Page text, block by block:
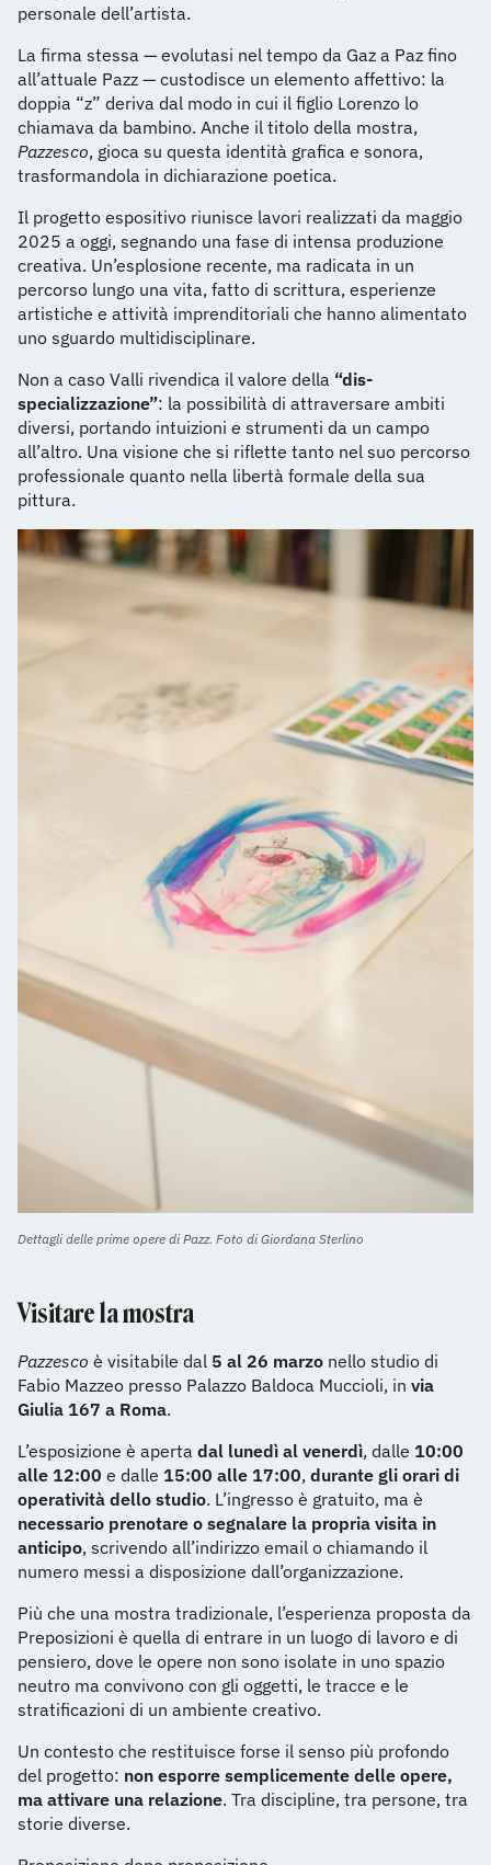
personale dell’artista.
La firma stessa — evolutasi nel tempo da Gaz a Paz fino
all’attuale Pazz — custodisce un elemento affettivo: la
doppia “z” deriva dal modo in cui il figlio Lorenzo lo
chiamava da bambino. Anche il titolo della mostra,
Pazzesco, gioca su questa identità grafica e sonora,
trasformandola in dichiarazione poetica.
Il progetto espositivo riunisce lavori realizzati da maggio
2025 a oggi, segnando una fase di intensa produzione
creativa. Un’esplosione recente, ma radicata in un
percorso lungo una vita, fatto di scrittura, esperienze
artistiche e attività imprenditoriali che hanno alimentato
uno sguardo multidisciplinare.
Non a caso Valli rivendica il valore della “dis-
specializzazione”: la possibilità di attraversare ambiti
diversi, portando intuizioni e strumenti da un campo
all’altro. Una visione che si riflette tanto nel suo percorso
professionale quanto nella libertà formale della sua
pittura.
Dettagli delle prime opere di Pazz. Foto di Giordana Sterlino
Visitare la mostra
Pazzesco è visitabile dal 5 al 26 marzo nello studio di
Fabio Mazzeo presso Palazzo Baldoca Muccioli, in via
Giulia 167 a Roma.
L’esposizione è aperta dal lunedì al venerdì, dalle 10:00
alle 12:00 e dalle 15:00 alle 17:00, durante gli orari di
operatività dello studio. L’ingresso è gratuito, ma è
necessario prenotare o segnalare la propria visita in
anticipo, scrivendo all’indirizzo email o chiamando il
numero messi a disposizione dall’organizzazione.
Più che una mostra tradizionale, l’esperienza proposta da
Preposizioni è quella di entrare in un luogo di lavoro e di
pensiero, dove le opere non sono isolate in uno spazio
neutro ma convivono con gli oggetti, le tracce e le
stratificazioni di un ambiente creativo.
Un contesto che restituisce forse il senso più profondo
del progetto: non esporre semplicemente delle opere,
ma attivare una relazione. Tra discipline, tra persone, tra
storie diverse.